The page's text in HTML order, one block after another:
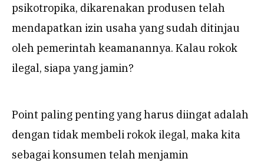
psikotropika, dikarenakan produsen telah
mendapatkan izin usaha yang sudah ditinjau
oleh pemerintah keamanannya. Kalau rokok
ilegal, siapa yang jamin?
Point paling penting yang harus diingat adalah
dengan tidak membeli rokok ilegal, maka kita
sebagai konsumen telah menjamin